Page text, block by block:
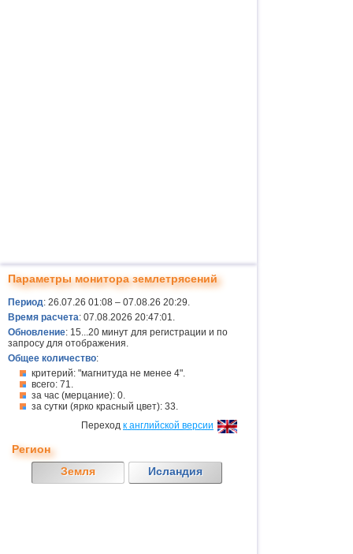
Параметры монитора землетрясений
Период: 26.07.26 01:08 – 07.08.26 20:29.
Время расчета: 07.08.2026 20:47:01.
Обновление: 15...20 минут для регистрации и по
запросу для отображения.
Общее количество:
критерий: "магнитуда не менее 4".
всего: 71.
за час (мерцание): 0.
за сутки (ярко красный цвет): 33.
Переход к английской версии
Регион
Земля
Исландия